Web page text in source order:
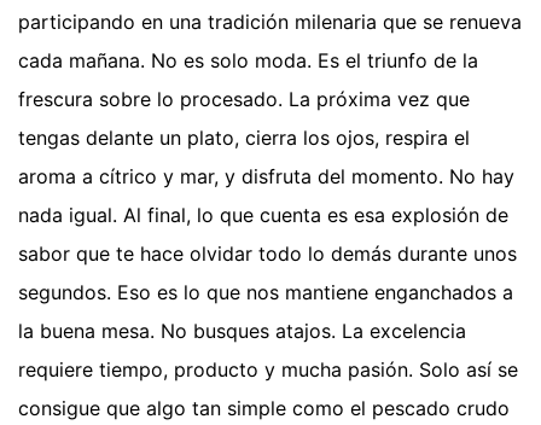
participando en una tradición milenaria que se renueva
cada mañana. No es solo moda. Es el triunfo de la
frescura sobre lo procesado. La próxima vez que
tengas delante un plato, cierra los ojos, respira el
aroma a cítrico y mar, y disfruta del momento. No hay
nada igual. Al final, lo que cuenta es esa explosión de
sabor que te hace olvidar todo lo demás durante unos
segundos. Eso es lo que nos mantiene enganchados a
la buena mesa. No busques atajos. La excelencia
requiere tiempo, producto y mucha pasión. Solo así se
consigue que algo tan simple como el pescado crudo